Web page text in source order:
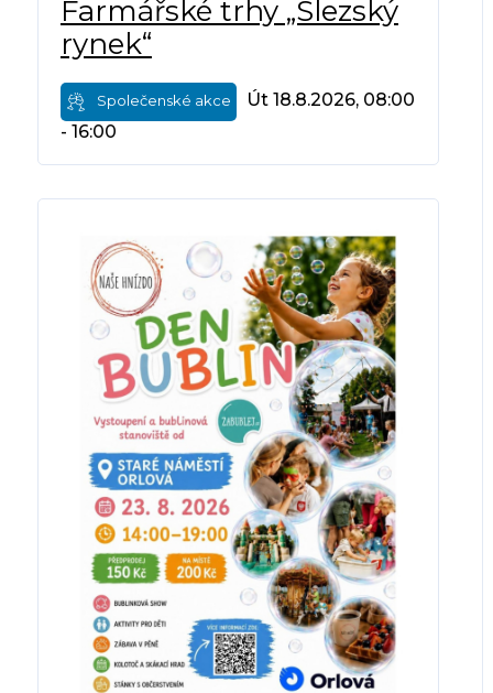
Farmářské trhy „Slezský
rynek“
Společenské akce
Út 18.8.2026, 08:00
- 16:00